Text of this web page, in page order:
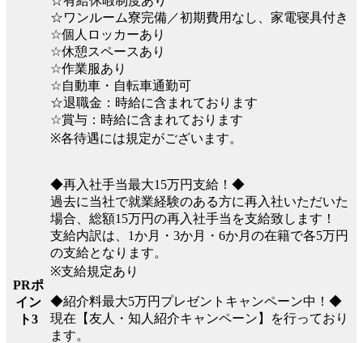
☆ワンルーム寮完備／初期費用なし、家電寝具付き
☆個人ロッカーあり
☆休憩スペースあり
☆作業服あり
☆自動車・自転車通勤可
☆退職金：時給に含まれております
☆賞与：時給に含まれております
※各待遇には規定がございます。
PRポ
イン
ト3
◆再入社手当最大15万円支給！◆
過去に当社で就業経験のある方に再入社いただいた
場合、総額15万円の再入社手当を支給致します！
支給内訳は、1か月・3か月・6か月の在籍で各5万円
の支給となります。
※支給規定あり
◆紹介料最大5万円プレゼントキャンペーン中！◆
現在【友人・知人紹介キャンペーン】を行っており
ます。